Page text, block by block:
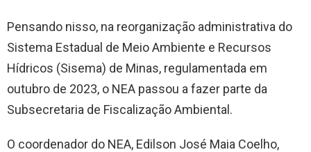
Pensando nisso, na reorganização administrativa do
Sistema Estadual de Meio Ambiente e Recursos
Hídricos (Sisema) de Minas, regulamentada em
outubro de 2023, o NEA passou a fazer parte da
Subsecretaria de Fiscalização Ambiental.
O coordenador do NEA, Edilson José Maia Coelho,